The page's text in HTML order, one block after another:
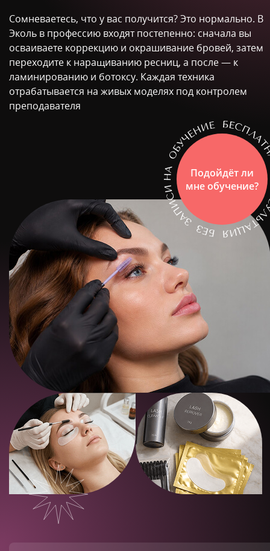
Сомневаетесь, что у вас получится? Это нормально. В
Эколь в профессию входят постепенно: сначала вы
осваиваете коррекцию и окрашивание бровей, затем
переходите к наращиванию ресниц, а после — к
ламинированию и ботоксу. Каждая техника
отрабатывается на живых моделях под контролем
преподавателя
Подойдёт ли
мне обучение?